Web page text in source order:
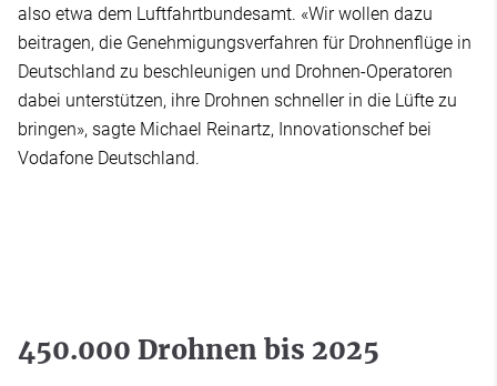
also etwa dem Luftfahrtbundesamt. «Wir wollen dazu
beitragen, die Genehmigungsverfahren für Drohnenflüge in
Deutschland zu beschleunigen und Drohnen-Operatoren
dabei unterstützen, ihre Drohnen schneller in die Lüfte zu
bringen», sagte Michael Reinartz, Innovationschef bei
Vodafone Deutschland.
450.000 Drohnen bis 2025